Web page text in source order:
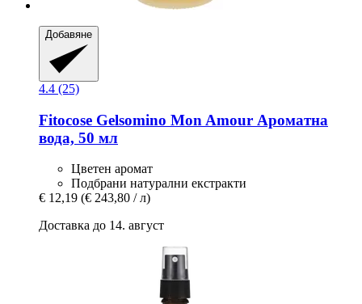
Добавяне
4.4 (25)
Fitocose Gelsomino Mon Amour Ароматна
вода, 50 мл
Цветен аромат
Подбрани натурални екстракти
€ 12,19 (€ 243,80 / л)
Доставка до 14. август